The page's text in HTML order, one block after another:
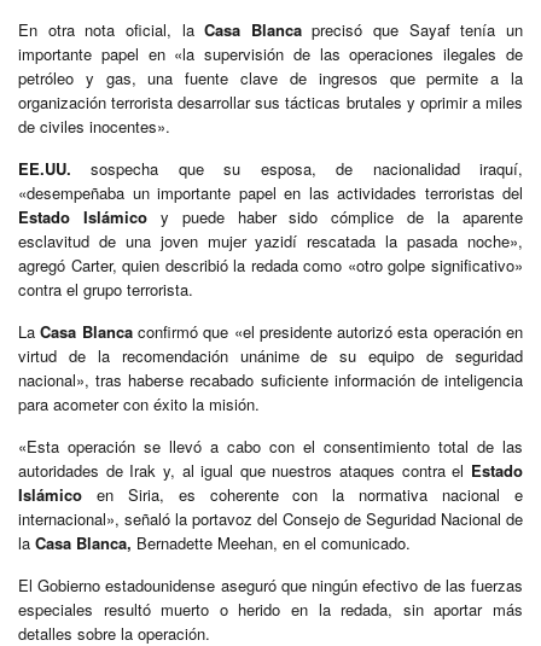
En otra nota oficial, laCasa Blancaprecisó que Sayaf tenía un
importante papel en «la supervisión de las operaciones ilegales de
petróleo y gas, una fuente clave de ingresos que permite a la
organización terrorista desarrollar sus tácticas brutales y oprimir a miles
de civiles inocentes».
EE.UU. sospecha que su esposa, de nacionalidad iraquí,
«desempeñaba un importante papel en las actividades terroristas del
Estado Islámicoy puede haber sido cómplice de la aparente
esclavitud de una joven mujer yazidí rescatada la pasada noche»,
agregó Carter, quien describió la redada como «otro golpe significativo»
contra el grupo terrorista.
LaCasa Blancaconfirmó que «el presidente autorizó esta operación en
virtud de la recomendación unánime de su equipo de seguridad
nacional», tras haberse recabado suficiente información de inteligencia
para acometer con éxito la misión.
«Esta operación se llevó a cabo con el consentimiento total de las
autoridades de Irak y, al igual que nuestros ataques contra el Estado
Islámico en Siria, es coherente con la normativa nacional e
internacional», señaló la portavoz del Consejo de Seguridad Nacional de
la Casa Blanca, Bernadette Meehan, en el comunicado.
El Gobierno estadounidense aseguró que ningún efectivo de las fuerzas
especiales resultó muerto o herido en la redada, sin aportar más
detalles sobre la operación.